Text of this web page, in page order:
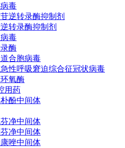
毒
逆转录酶抑制剂
转录酶抑制剂
毒
酶
合胞病毒
性呼吸窘迫综合征冠状病毒
氧酶
用药
酚中间体
净中间体
净中间体
唑中间体